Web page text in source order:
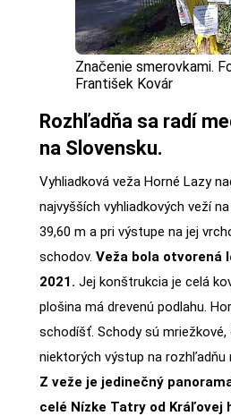
Značenie smerovkami.
František Kovár
Rozhľadňa sa radí
na Slovensku.
Vyhliadková veža Horné Lazy
najvyšších vyhliadkových veží
39,60 m a pri výstupe na jej
schodov. Veža bola otvorená
2021. Jej konštrukcia je celá
plošina má drevenú podlahu.
schodíšť. Schody sú
niektorých výstup na rozhľadňu
Z veže je jedinečný
celé Nízke Tatry od Kráľovej